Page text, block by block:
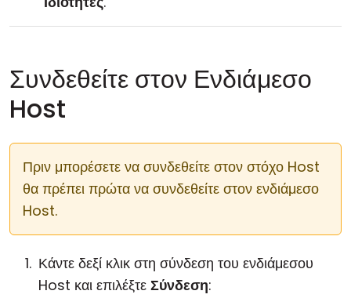
Συνδεθείτε στον Ενδιάμεσο
Host
Πριν μπορέσετε να συνδεθείτε στον στόχο Host
θα πρέπει πρώτα να συνδεθείτε στον ενδιάμεσο
Host.
Κάντε δεξί κλικ στη σύνδεση του ενδιάμεσου
Host και επιλέξτε Σύνδεση: